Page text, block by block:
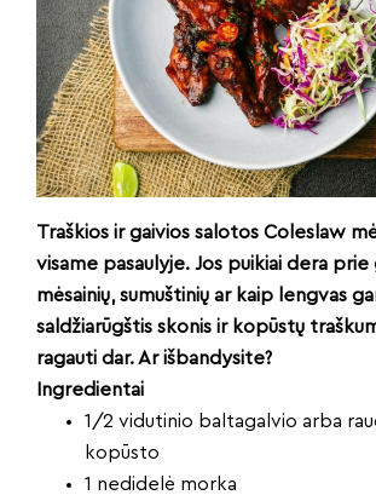
Traškios ir gaivios salotos Coleslaw
visame pasaulyje. Jos puikiai dera
mėsainių, sumuštinių ar kaip lengvas
saldžiarūgštis skonis ir kopūstų
ragauti dar. Ar išbandysite?
Ingredientai
1/2 vidutinio baltagalvio arba
kopūsto
1 nedidelė morka